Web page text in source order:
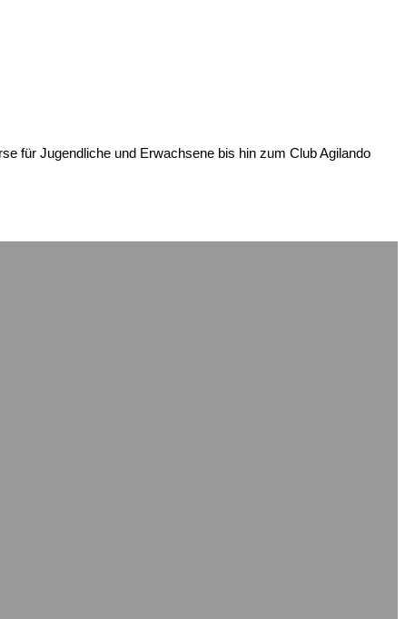
für Jugendliche und Erwachsene bis hin zum Club Agilando